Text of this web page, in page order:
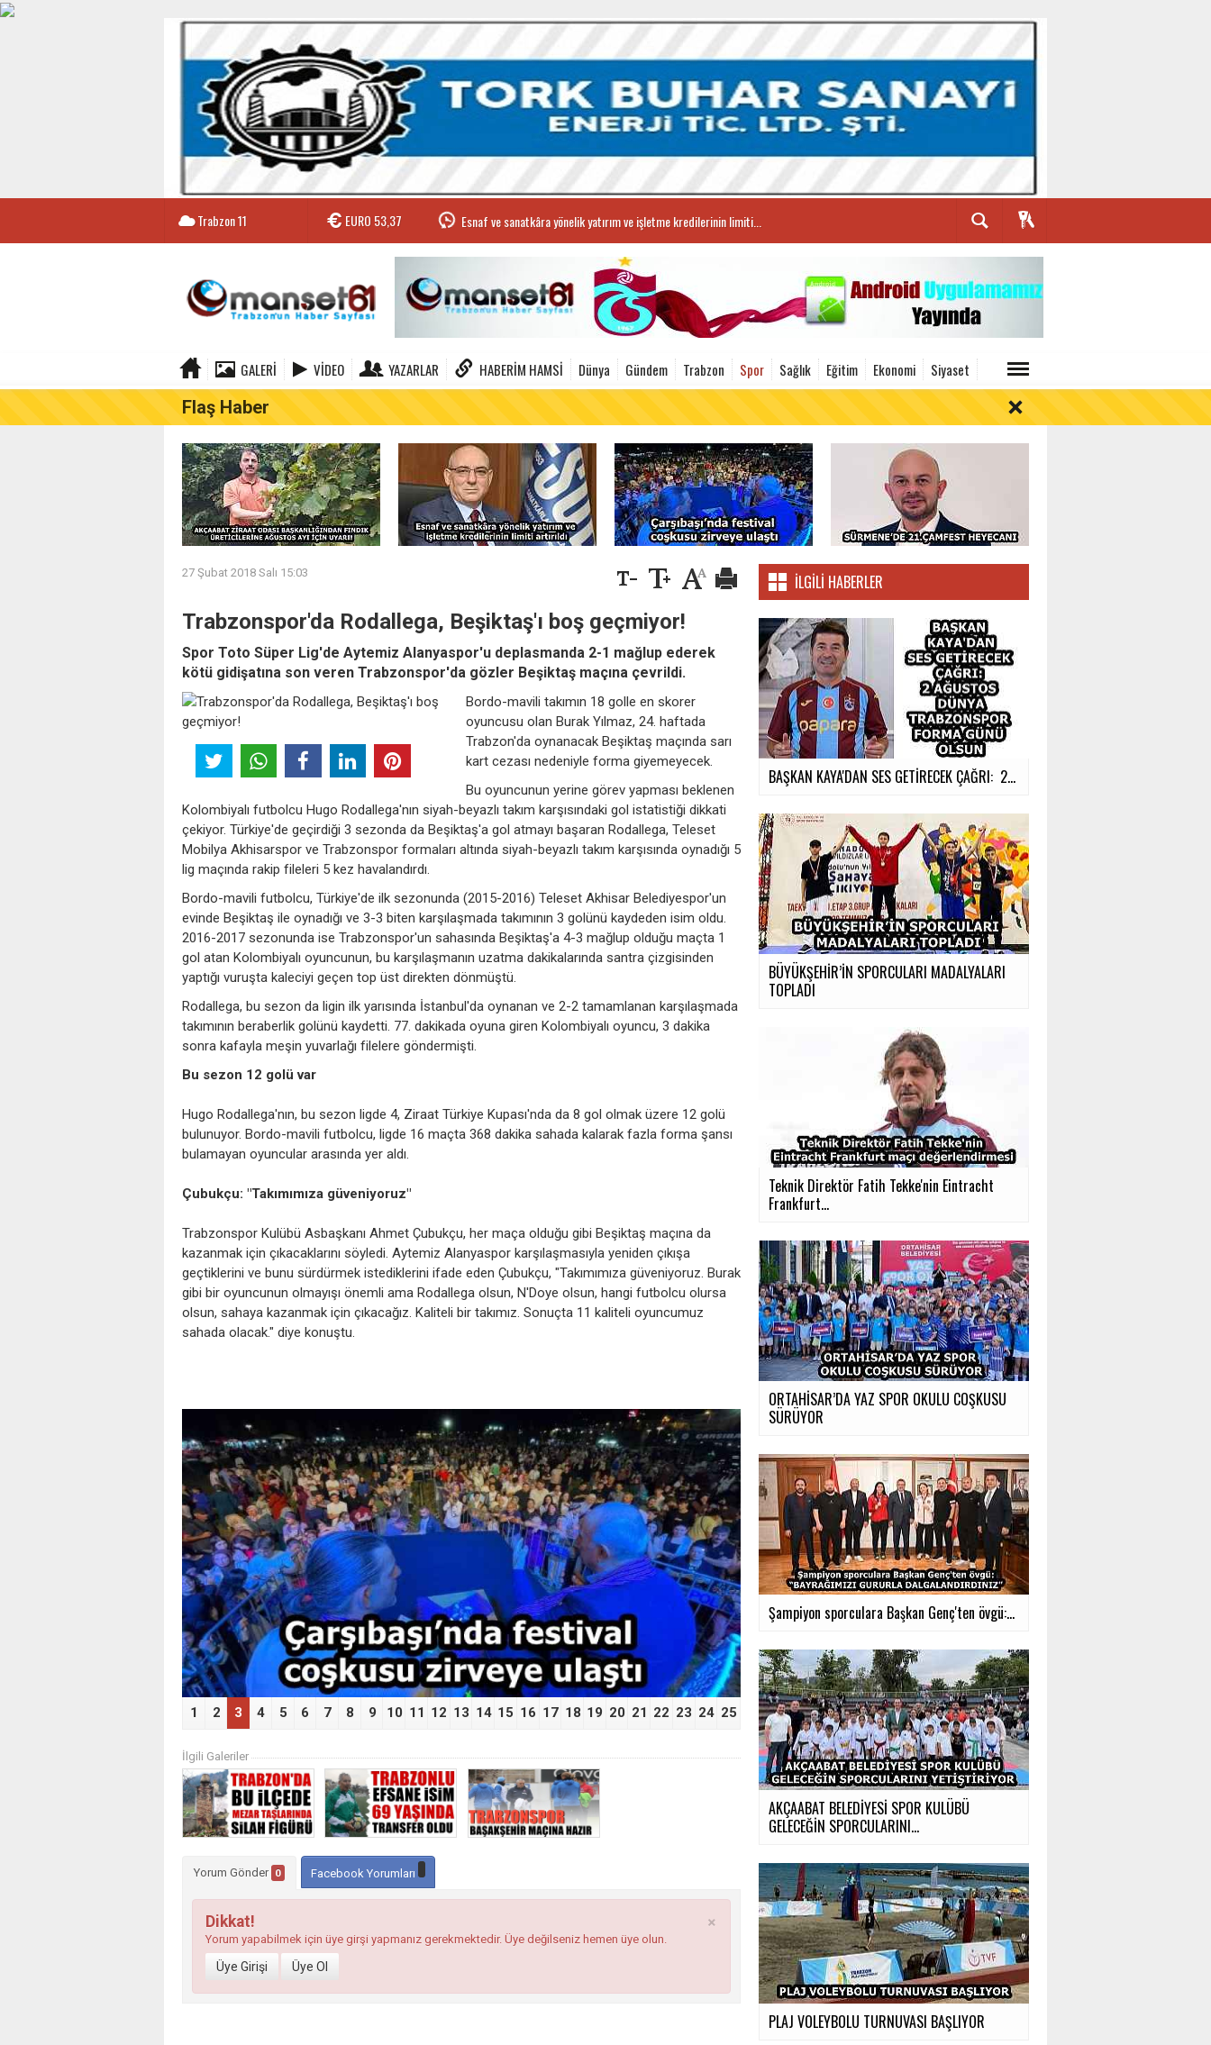
Trabzon11 EURO53,37 Esnaf ve sanatkâra yönelik yatırım ve işletme kredilerinin limiti...
GALERI VIDEO YAZARLAR HABERIM HAMSI Dünya Gündem Trabzon Spor Sağlık Eğitim Ekonomi Siyaset
Flaş Haber
AKÇAABAT ZİRAAT ODASI BAŞKANLIĞINDAN FINDIK ÜRETİCİLERİNE AĞUSTOS AYI İÇİN UYARI!
27 Şubat 2018 Salı 15:03
Trabzonspor'da Rodallega, Beşiktaş'ı boş geçmiyor!
Spor Toto Süper Lig'de Aytemiz Alanyaspor'u deplasmanda 2-1 mağlup ederek
kötü gidişatına son veren Trabzonspor'da gözler Beşiktaş maçına çevrildi.
Bordo-mavili takımın 18 golle en skorer
oyuncusu olan Burak Yılmaz, 24. haftada
Trabzon'da oynanacak Beşiktaş maçında sarı
kart cezası nedeniyle forma giyemeyecek.
Bu oyuncunun yerine görev yapması beklenen
Kolombiyalı futbolcu Hugo Rodallega'nın siyah-beyazlı takım karşısındaki gol istatistiği dikkati
çekiyor. Türkiye'de geçirdiği 3 sezonda da Beşiktaş'a gol atmayı başaran Rodallega, Teleset
Mobilya Akhisarspor ve Trabzonspor formaları altında siyah-beyazlı takım karşısında oynadığı 5
lig maçında rakip fileleri 5 kez havalandırdı.
Bordo-mavili futbolcu, Türkiye'de ilk sezonunda (2015-2016) Teleset Akhisar Belediyespor'un
evinde Beşiktaş ile oynadığı ve 3-3 biten karşılaşmada takımının 3 golünü kaydeden isim oldu.
2016-2017 sezonunda ise Trabzonspor'un sahasında Beşiktaş'a 4-3 mağlup olduğu maçta 1
gol atan Kolombiyalı oyuncunun, bu karşılaşmanın uzatma dakikalarında santra çizgisinden
yaptığı vuruşta kaleciyi geçen top üst direkten dönmüştü.
Rodallega, bu sezon da ligin ilk yarısında İstanbul'da oynanan ve 2-2 tamamlanan karşılaşmada
takımının beraberlik golünü kaydetti. 77. dakikada oyuna giren Kolombiyalı oyuncu, 3 dakika
sonra kafayla meşin yuvarlağı filelere göndermişti.
Bu sezon 12 golü var
Hugo Rodallega'nın, bu sezon ligde 4, Ziraat Türkiye Kupası'nda da 8 gol olmak üzere 12 golü
bulunuyor. Bordo-mavili futbolcu, ligde 16 maçta 368 dakika sahada kalarak fazla forma şansı
bulamayan oyuncular arasında yer aldı.
Çubukçu: "Takımımıza güveniyoruz"
Trabzonspor Kulübü Asbaşkanı Ahmet Çubukçu, her maça olduğu gibi Beşiktaş maçına da
kazanmak için çıkacaklarını söyledi. Aytemiz Alanyaspor karşılaşmasıyla yeniden çıkışa
geçtiklerini ve bunu sürdürmek istediklerini ifade eden Çubukçu, "Takımımıza güveniyoruz. Burak
gibi bir oyuncunun olmayışı önemli ama Rodallega olsun, N'Doye olsun, hangi futbolcu olursa
olsun, sahaya kazanmak için çıkacağız. Kaliteli bir takımız. Sonuçta 11 kaliteli oyuncumuz
sahada olacak." diye konuştu.
1 2 3 4 5 6 7 8 9 10 11 12 13 14 15 16 17 18 19 20 21 22 23 24 25
›
İlgili Galeriler
Yorum Gönder 0 Facebook Yorumları
×
Dikkat!
Yorum yapabilmek için üye girşi yapmanız gerekmektedir. Üye değilseniz hemen üye olun.
Üye Girişi Üye Ol
İLGILI HABERLER
BAŞKAN KAYA'DAN SES GETİRECEK ÇAĞRI: 2...
BÜYÜKŞEHİR’İN SPORCULARI MADALYALARI
TOPLADI
Teknik Direktör Fatih Tekke'nin Eintracht
Frankfurt...
ORTAHİSAR’DA YAZ SPOR OKULU COŞKUSU
SÜRÜYOR
Şampiyon sporculara Başkan Genç'ten övgü:...
AKÇAABAT BELEDİYESİ SPOR KULÜBÜ
GELECEĞİN SPORCULARINI...
PLAJ VOLEYBOLU TURNUVASI BAŞLIYOR